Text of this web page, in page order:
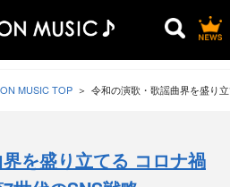
MUSIC TOP 令和の演歌・歌謡曲界を盛り
を盛り立てる コロナ禍